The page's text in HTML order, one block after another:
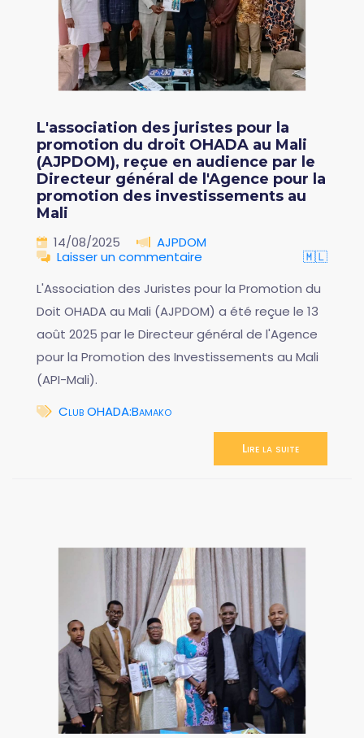
L'association des juristes pour la
promotion du droit OHADA au Mali
(AJPDOM), reçue en audience par le
Directeur général de l'Agence pour la
promotion des investissements au
Mali
14/08/2025
AJPDOM
Laisser un commentaire
🇲🇱
L'Association des Juristes pour la Promotion du
Doit OHADA au Mali (AJPDOM) a été reçue le 13
août 2025 par le Directeur général de l'Agence
pour la Promotion des Investissements au Mali
(API-Mali).
Club OHADA:Bamako
Lire la suite